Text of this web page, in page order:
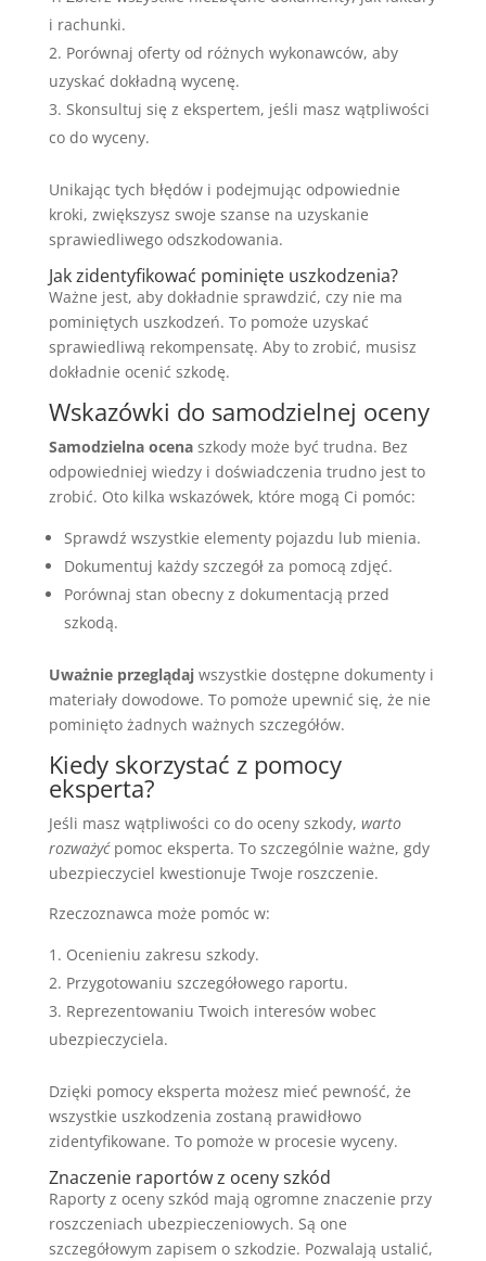
i rachunki.
Porównaj oferty od różnych wykonawców, aby
uzyskać dokładną wycenę.
Skonsultuj się z ekspertem, jeśli masz wątpliwości
co do wyceny.
Unikając tych błędów i podejmując odpowiednie
kroki, zwiększysz swoje szanse na uzyskanie
sprawiedliwego odszkodowania.
Jak zidentyfikować pominięte uszkodzenia?
Ważne jest, aby dokładnie sprawdzić, czy nie ma
pominiętych uszkodzeń. To pomoże uzyskać
sprawiedliwą rekompensatę. Aby to zrobić, musisz
dokładnie ocenić szkodę.
Wskazówki do samodzielnej oceny
Samodzielna ocenaszkody może być trudna. Bez
odpowiedniej wiedzy i doświadczenia trudno jest to
zrobić. Oto kilka wskazówek, które mogą Ci pomóc:
Sprawdź wszystkie elementy pojazdu lub mienia.
Dokumentuj każdy szczegół za pomocą zdjęć.
Porównaj stan obecny z dokumentacją przed
szkodą.
Uważnie przeglądajwszystkie dostępne dokumenty i
materiały dowodowe. To pomoże upewnić się, że nie
pominięto żadnych ważnych szczegółów.
Kiedy skorzystać z pomocy
eksperta?
Jeśli masz wątpliwości co do oceny szkody, warto
rozważyćpomoc eksperta. To szczególnie ważne, gdy
ubezpieczyciel kwestionuje Twoje roszczenie.
Rzeczoznawca może pomóc w:
Ocenieniu zakresu szkody.
Przygotowaniu szczegółowego raportu.
Reprezentowaniu Twoich interesów wobec
ubezpieczyciela.
Dzięki pomocy eksperta możesz mieć pewność, że
wszystkie uszkodzenia zostaną prawidłowo
zidentyfikowane. To pomoże w procesie wyceny.
Znaczenie raportów z oceny szkód
Raporty z oceny szkód mają ogromne znaczenie przy
roszczeniach ubezpieczeniowych. Są one
szczegółowym zapisem o szkodzie. Pozwalają ustalić,